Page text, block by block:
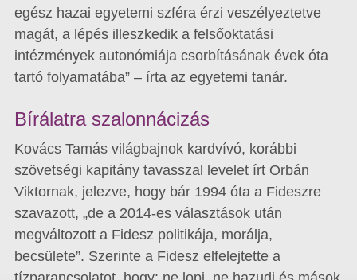
egész hazai egyetemi szféra érzi veszélyeztetve
magát, a lépés illeszkedik a felsőoktatási
intézmények autonómiája csorbításának évek óta
tartó folyamatába” – írta az egyetemi tanár.
Bírálatra szalonnácizás
Kovács Tamás világbajnok kardvívó, korábbi
szövetségi kapitány tavasszal levelet írt Orbán
Viktornak, jelezve, hogy bár 1994 óta a Fideszre
szavazott, „de a 2014-es választások után
megváltozott a Fidesz politikája, morálja,
becsülete”. Szerinte a Fidesz elfelejtette a